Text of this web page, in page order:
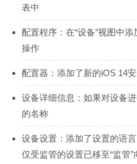
表中
配置程序：在“设备”视图中
操作
配置器：添加了新的iOS 14
设备详细信息：如果对设备
的名称
设备设置：添加了设置的语
仅受监管的设置已移至“监管”